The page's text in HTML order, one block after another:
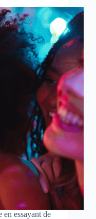
en essayant de